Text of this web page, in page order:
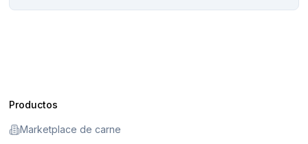
Productos
Marketplace de carne